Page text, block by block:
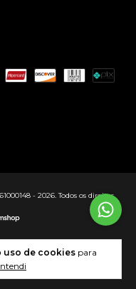
uso de cookies para
- 2026. Todos os direitos